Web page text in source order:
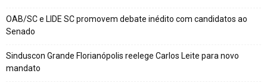
OAB/SC e LIDE SC promovem debate inédito com candidatos ao
Senado
Sinduscon Grande Florianópolis reelege Carlos Leite para novo
mandato